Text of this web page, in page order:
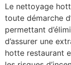
Le nettoyage
toute démarche
permettant
d’assurer une
hotte restaurant